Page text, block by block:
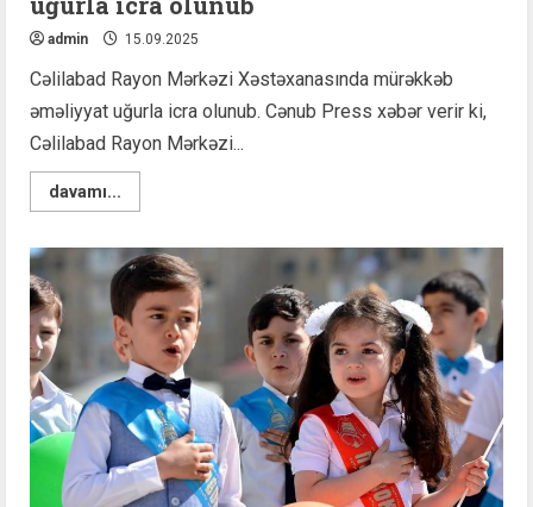
admin 15.09.2025
Cəlilabad Rayon Mərkəzi Xəstəxanasında mürəkkəb
əməliyyat uğurla icra olunub. Cənub Press xəbər verir ki,
Cəlilabad Rayon Mərkəzi...
davamı...
more
Rayon
Mərkəzi
Xəstəxanasında
mürəkkəb
əməliyyat
uğurla
icra
olunub